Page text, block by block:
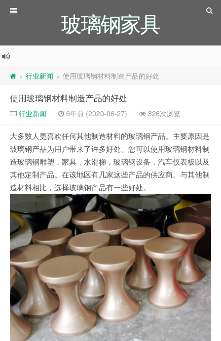
玻璃钢家具
> 行业新闻 > 使用玻璃钢材料制造产品的好处
使用玻璃钢材料制造产品的好处
行业新闻 6年前 (2020-06-27) 826次浏览
大多数人更喜欢任何其他制造材料的玻璃钢产品。主要原因是
玻璃钢产品为用户带来了许多好处。您可以使用玻璃钢材料制
造玻璃钢雕塑，家具，水滑梯，玻璃钢设备，汽车仪表板以及
其他定制产品。在该地区有几家这些产品的供应商。与其他制
造材料相比，选择玻璃钢产品有一些好处。